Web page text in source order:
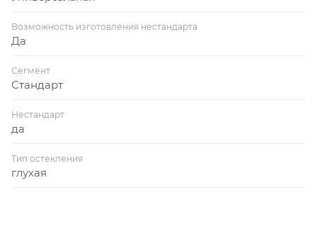
Возможность изготовления нестандарта
Да
Сегмент
Стандарт
Нестандарт
да
Тип остекления
глухая